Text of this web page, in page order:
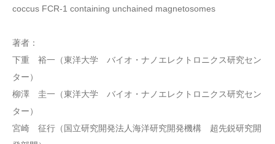
coccus FCR-1 containing unchained magnetosomes
著者：
下重 裕一（東洋大学 バイオ・ナノエレクトロニクス研究セン
ター）
柳澤 圭一（東洋大学 バイオ・ナノエレクトロニクス研究セン
ター）
宮崎 征行（国立研究開発法人海洋研究開発機構 超先鋭研究開